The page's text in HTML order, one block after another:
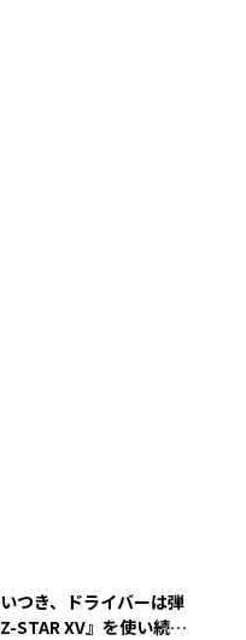
つき、ドライバーは弾
STAR XV』を使い続け